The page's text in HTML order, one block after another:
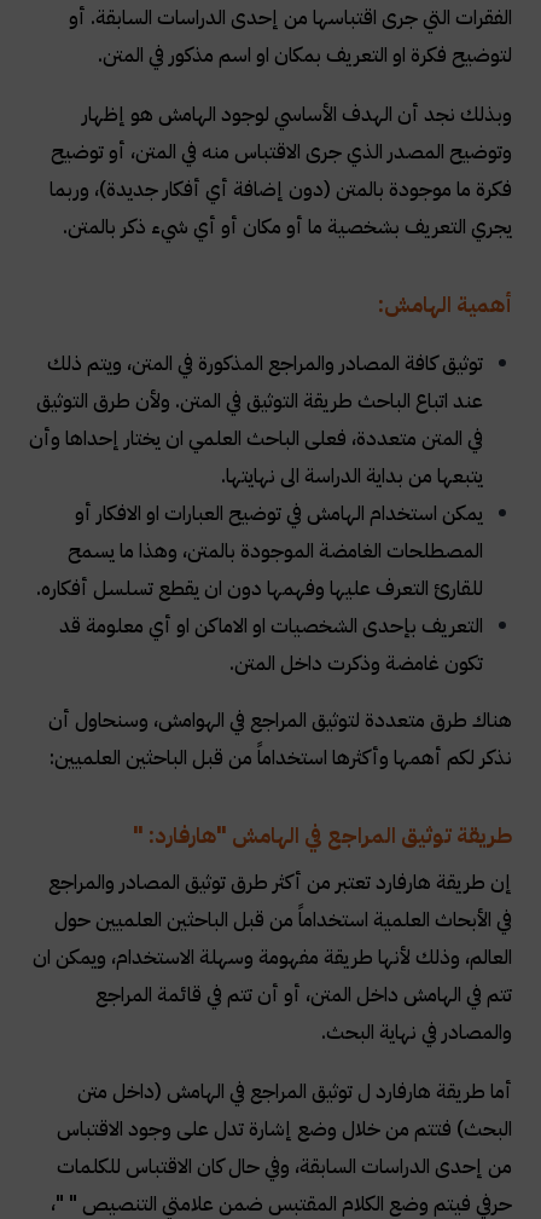
الفقرات التي جرى اقتباسها من إحدى الدراسات السابقة. أو
لتوضيح فكرة او التعريف بمكان او اسم مذكور في المتن.
وبذلك نجد أن الهدف الأساسي لوجود الهامش هو إظهار
وتوضيح المصدر الذي جرى الاقتباس منه في المتن، أو توضيح
فكرة ما موجودة بالمتن (دون إضافة أي أفكار جديدة)، وربما
يجري التعريف بشخصية ما أو مكان أو أي شيء ذكر بالمتن.
أهمية الهامش:
توثيق كافة المصادر والمراجع المذكورة في المتن، ويتم ذلك
عند اتباع الباحث طريقة التوثيق في المتن. ولأن طرق التوثيق
في المتن متعددة، فعلى الباحث العلمي ان يختار إحداها وأن
يتبعها من بداية الدراسة الى نهايتها.
يمكن استخدام الهامش في توضيح العبارات او الافكار أو
المصطلحات الغامضة الموجودة بالمتن، وهذا ما يسمح
للقارئ التعرف عليها وفهمها دون ان يقطع تسلسل أفكاره.
التعريف بإحدى الشخصيات او الاماكن او أي معلومة قد
تكون غامضة وذكرت داخل المتن.
هناك طرق متعددة لتوثيق المراجع في الهوامش، وسنحاول أن
نذكر لكم أهمها وأكثرها استخداماً من قبل الباحثين العلميين:
طريقة توثيق المراجع في الهامش "هارفارد" :
إن طريقة هارفارد تعتبر من أكثر طرق توثيق المصادر والمراجع
في الأبحاث العلمية استخداماً من قبل الباحثين العلميين حول
العالم، وذلك لأنها طريقة مفهومة وسهلة الاستخدام، ويمكن ان
تتم في الهامش داخل المتن، أو أن تتم في قائمة المراجع
والمصادر في نهاية البحث.
أما طريقة هارفارد ل توثيق المراجع في الهامش (داخل متن
البحث) فتتم من خلال وضع إشارة تدل على وجود الاقتباس
من إحدى الدراسات السابقة، وفي حال كان الاقتباس للكلمات
حرفي فيتم وضع الكلام المقتبس ضمن علامتي التنصيص " "،